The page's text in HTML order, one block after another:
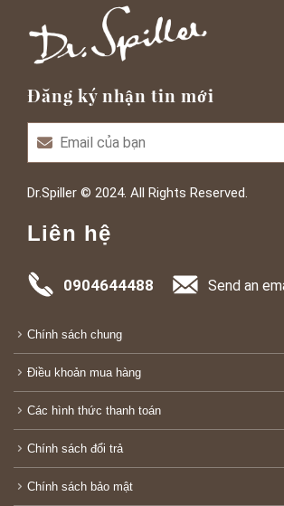
Đăng ký nhận tin mới
Dr.Spiller © 2024. All Rights Reserved.
Liên hệ
0904644488 Send an
Chính sách chung
Điều khoản mua hàng
Các hình thức thanh toán
Chính sách đổi trả
Chính sách bảo mật